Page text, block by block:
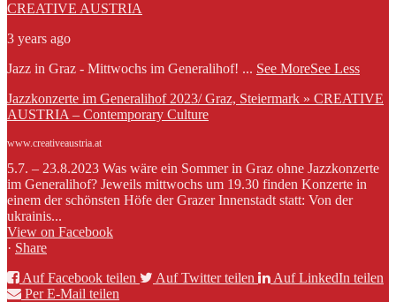
CREATIVE AUSTRIA
3 years ago
Jazz in Graz - Mittwochs im Generalihof! ... See MoreSee Less
Jazzkonzerte im Generalihof 2023/ Graz, Steiermark » CREATIVE
AUSTRIA – Contemporary Culture
www.creativeaustria.at
5.7. – 23.8.2023 Was wäre ein Sommer in Graz ohne Jazzkonzerte
im Generalihof? Jeweils mittwochs um 19.30 finden Konzerte in
einem der schönsten Höfe der Grazer Innenstadt statt: Von der
ukrainis...
View on Facebook
· Share
Auf Facebook teilen
Auf Twitter teilen
Auf LinkedIn teilen
Per E-Mail teilen